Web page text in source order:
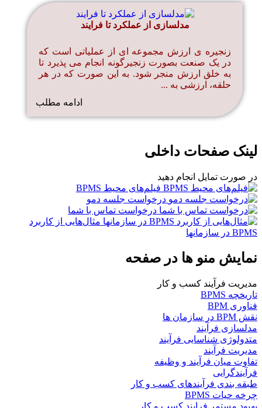
مدلسازی از عملکرد تا فرایند
زنجیره ی ارزش مجموعه ای از عملیاتی است که
در یک صنعت بصورت زنجیرگونه انجام می پذیرد تا
به خلق ارزش منجر شود. به این صورت که در هر
حلقه، ارزشی به ...
ادامه مطلب
لینک صفحات داخلی
در صورت تمایل انجام دهید
فیلم‌های محیط BPMS
درخواست جلسه دمو
درخواست تماس با شما
مثال‌هایی از کاربرد
BPMS در سازمانها
نمایش منو ها در صفحه
مدیریت فرآیند کسب و کار
تاریخچه BPMS
فناوری BPM
نقش BPM در سازمان ها
مدلسازی فرآیند
متدولوژی شناسایی فرآیند
مدیریت فرآیند
تفاوت میان فرآیند و وظیفه
فرآیندگرایی
طبقه بندی فرآیندهای كسب و كار
چرخه حیات BPMS
بهبود مستمر فرایند کسب و کار